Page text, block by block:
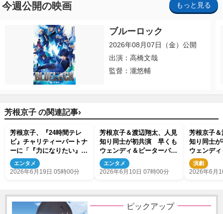
今週公開の映画 もっと見る
ブルーロック
2026年08月07日（金）公開
出演：高橋文哉
監督：瀧悠輔
芳根京子 の関連記事›
芳根京子、『24時間テレ
ビ』チャリティーパートナ
ーに「『力になりたい』と
いう気持ちで」
エンタメ
2026年6月19日 05時00分
芳根京子＆渡辺翔太、人見
知り同士が初共演 早くも
ウェンディ＆ピーターパン
のように息ぴったり
エンタメ
2026年6月10日 07時00分
芳根京子
知り同士
ウェンデ
のように
演劇
2026年6月
ピックアップ